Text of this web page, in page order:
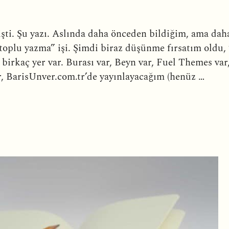
Şu yazı. Aslında daha önceden bildiğim, ama
yazma” işi. Şimdi biraz düşünme fırsatım oldu,
yer var. Burası var, Beyn var, Fuel Themes
yayınlayacağım (henüz …